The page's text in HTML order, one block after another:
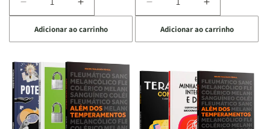
Diminuir
a
quantidade
de
Raizes
da
Alma
|
O
Aumentar
a
quantidade
de
Raizes
da
Alma
|
O
Adicionar ao carrinho
Diminuir
a
quantidade
de
Quarto
de
Guerra
Livro
Aumentar
a
quantidade
de
Quarto
de
Guerra
|
Livro
Adicionar ao carrinho